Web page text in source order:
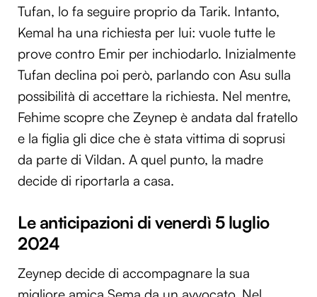
Tufan, lo fa seguire proprio da Tarik. Intanto,
Kemal ha una richiesta per lui: vuole tutte le
prove contro Emir per inchiodarlo. Inizialmente
Tufan declina poi però, parlando con Asu sulla
possibilità di accettare la richiesta. Nel mentre,
Fehime scopre che Zeynep è andata dal fratello
e la figlia gli dice che è stata vittima di soprusi
da parte di Vildan. A quel punto, la madre
decide di riportarla a casa.
Le anticipazioni di venerdì 5 luglio
2024
Zeynep decide di accompagnare la sua